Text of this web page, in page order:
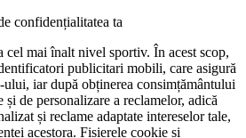
confidențialitatea ta
mai înalt nivel sportiv. În acest scop,
publicitari mobili, care asigură
ului, iar după obținerea consimțământului
de personalizare a reclamelor, adică
și reclame adaptate intereselor tale,
acestora. Fișierele cookie și